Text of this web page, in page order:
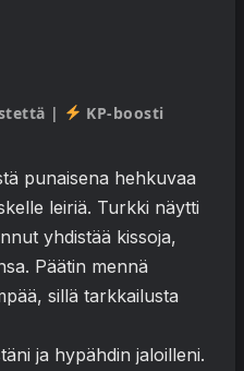
|
KP-boosti
punaisena hehkuvaa
leiriä. Turkki näytti
yhdistää kissoja,
Päätin mennä
sillä tarkkailusta
ja hypähdin jaloilleni.